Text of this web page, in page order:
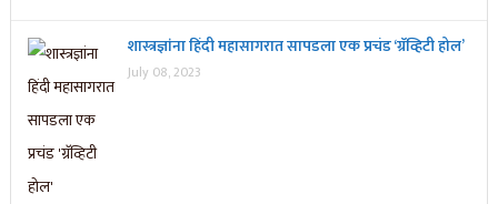
शास्त्रज्ञांना हिंदी महासागरात सापडला एक प्रचंड ‘ग्रॅव्हिटी होल’
July 08, 2023